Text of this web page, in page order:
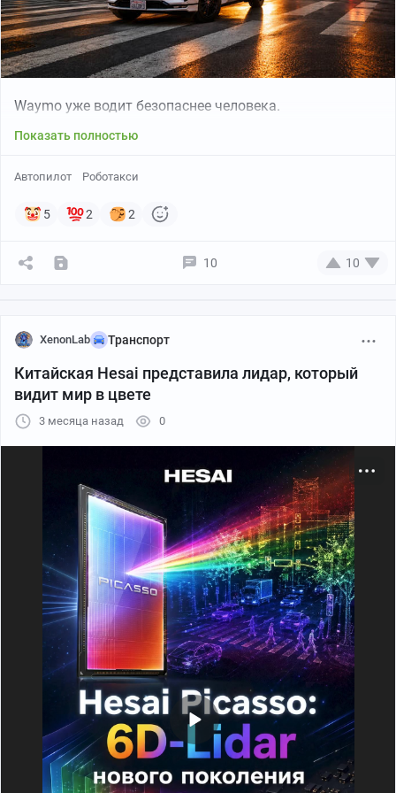
нормально, просто поломка» - уровень хладнокровия
впечатляет.
Waymo уже водит безопаснее человека.
Показать полностью
Автопилот Роботакси
5 2 2
10 10
XenonLab Транспорт
Китайская Hesai представила лидар, который
видит мир в цвете
3 месяца назад 0